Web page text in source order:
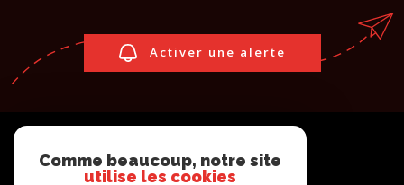
Activer une alerte
Comme beaucoup, notre site
utilise les cookies